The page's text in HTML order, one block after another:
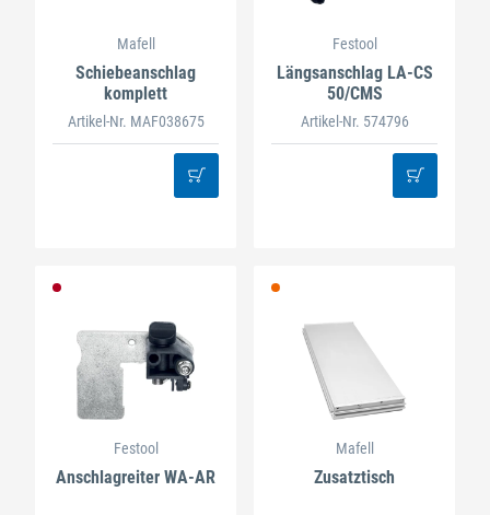
Mafell
Schiebeanschlag
komplett
Artikel-Nr. MAF038675
Festool
Längsanschlag LA-CS
50/CMS
Artikel-Nr. 574796
Festool
Anschlagreiter WA-AR
Mafell
Zusatztisch